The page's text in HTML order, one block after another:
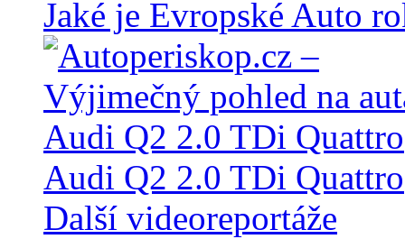
Jaké je Evropské Auto
Audi Q2 2.0 TDi Quattro
Další videoreportáže